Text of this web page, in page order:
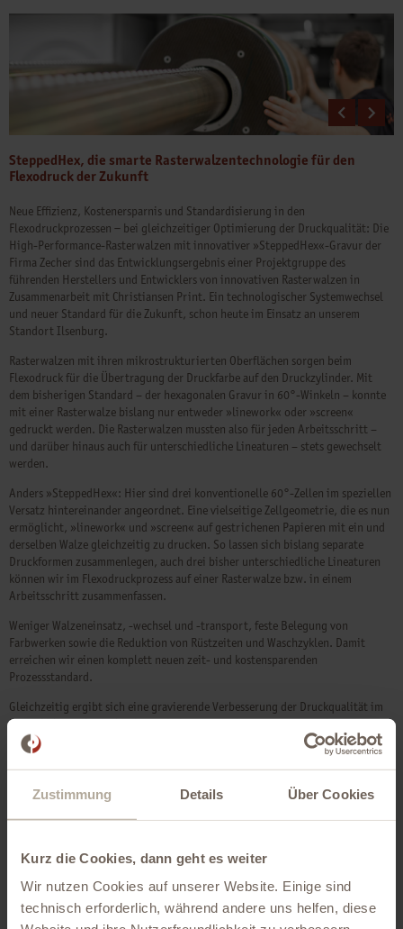
Zustimmung Details Über Cookies
Kurz die Cookies, dann geht es weiter
Wir nutzen Cookies auf unserer Website. Einige sind
technisch erforderlich, während andere uns helfen, diese
SteppedHex, die smarte Rasterwalzentechnologie für den
Flexodruck der Zukunft
Neue Effizienz, Kostenersparnis und Standardisierung in den
Flexodruckprozessen − bei gleichzeitiger Optimierung der Druckqualität: Die
High-Performance-Rasterwalzen mit innovativer »SteppedHex«-Gravur der
Firma Zecher sind das Entwicklungsergebnis einer Projektgruppe des
führenden Herstellers und Entwicklers von innovativen Rasterwalzen in
Zusammenarbeit mit Christiansen Print. Ein technologischer Systemwechsel
und neuer Standard für die Zukunft, schon heute im Einsatz an unserem
Standort Ilsenburg.
Rasterwalzen mit ihren mikrostrukturierten Oberflächen sorgen beim
Flexodruck für die Übertragung der Druckfarbe auf den Druckzylinder. Mit
dem bisherigen Standard – der hexagonalen Gravur in 60°-Winkeln – konnte
mit einer Rasterwalze bislang nur entweder »linework« oder »screen«
gedruckt werden. Die Rasterwalzen mussten also für jeden Arbeitsschritt –
und darüber hinaus auch für unterschiedliche Lineaturen – stets gewechselt
werden.
Anders »SteppedHex«: Hier sind drei konventionelle 60°-Zellen im speziellen
Versatz hintereinander angeordnet. Eine vielseitige Zellgeometrie, die es nun
ermöglicht, »linework« und »screen« auf gestrichenen Papieren mit ein und
derselben Walze gleichzeitig zu drucken. So lassen sich bislang separate
Druckformen zusammenlegen, auch drei bisher unterschiedliche Lineaturen
können wir im Flexodruckprozess auf einer Rasterwalze bzw. in einem
Arbeitsschritt zusammenfassen.
Weniger Walzeneinsatz, -wechsel und -transport, feste Belegung von
Farbwerken sowie die Reduktion von Rüstzeiten und Waschzyklen. Damit
erreichen wir einen komplett neuen zeit- und kostensparenden
Prozessstandard.
Gleichzeitig ergibt sich eine gravierende Verbesserung der Druckqualität im
Bereich der Verläufe durch eine höhere 460-L/cm-Auflösung und eine
Minimierung des Farbverbrauchs. Eine homogene Farbübertragung, ruhiger
Verlauf des Rakelmessers sowie leichte, optimale Reinigung der Walzen nach
gleichmäßigeren Entleerung der Näpfchen. Mit »SteppedHex« erzielt